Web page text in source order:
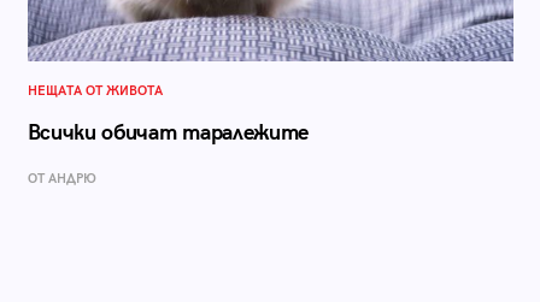
НЕЩАТА ОТ ЖИВОТА
Всички обичат таралежите
ОТ АНДРЮ